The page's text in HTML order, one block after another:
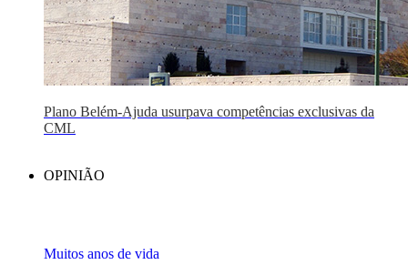
Plano Belém-Ajuda usurpava competências exclusivas da
CML
OPINIÃO
Muitos anos de vida